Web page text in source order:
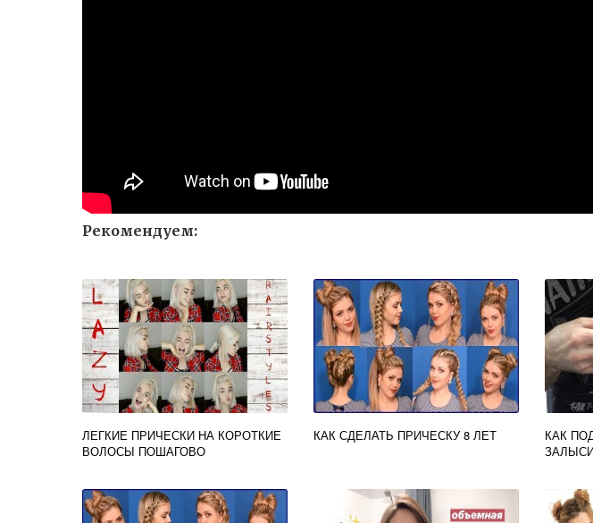
Рекомендуем:
ЛЕГКИЕ ПРИЧЕСКИ НА КОРОТКИЕ
ВОЛОСЫ ПОШАГОВО
КАК СДЕЛАТЬ ПРИЧЕСКУ 8 ЛЕТ
КАК